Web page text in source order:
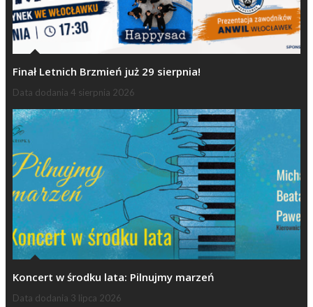
Finał Letnich Brzmień już 29 sierpnia!
Data dodania 4 sierpnia 2026
Koncert w środku lata: Pilnujmy marzeń
Data dodania 3 lipca 2026